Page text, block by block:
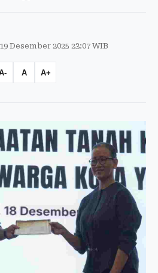
Desember 2025 23:07 WIB
A A+